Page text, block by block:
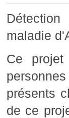
maladie
Ce
présents
de ce